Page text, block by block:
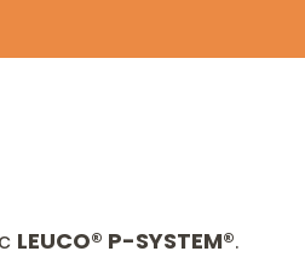
LEUCO® P-SYSTEM®.